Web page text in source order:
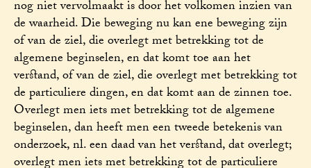
nog niet vervolmaakt is door het volkomen inzien van
de waarheid. Die beweging nu kan ene beweging zijn
of van de ziel, die overlegt met betrekking tot de
algemene beginselen, en dat komt toe aan het
verstand, of van de ziel, die overlegt met betrekking tot
de particuliere dingen, en dat komt aan de zinnen toe.
Overlegt men iets met betrekking tot de algemene
beginselen, dan heeft men een tweede betekenis van
onderzoek, nl. een daad van het verstand, dat overlegt;
overlegt men iets met betrekking tot de particuliere